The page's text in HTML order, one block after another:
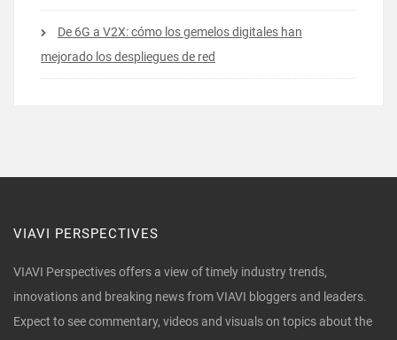
De 6G a V2X: cómo los gemelos digitales han
mejorado los despliegues de red
VIAVI PERSPECTIVES
VIAVI Perspectives offers a view of timely industry trends,
innovations and breaking news from VIAVI bloggers and leaders.
Expect to see commentary, videos and visuals on topics about the